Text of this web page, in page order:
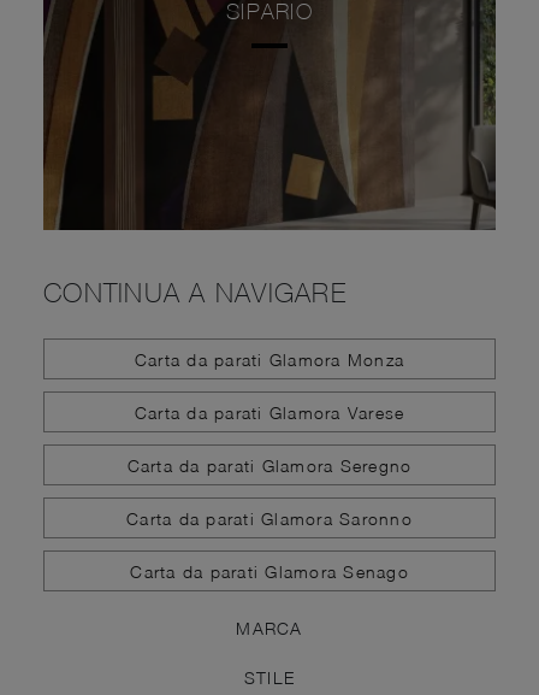
SIPARIO
CONTINUA A NAVIGARE
Carta da parati Glamora Monza
Carta da parati Glamora Varese
Carta da parati Glamora Seregno
Carta da parati Glamora Saronno
Carta da parati Glamora Senago
MARCA
STILE